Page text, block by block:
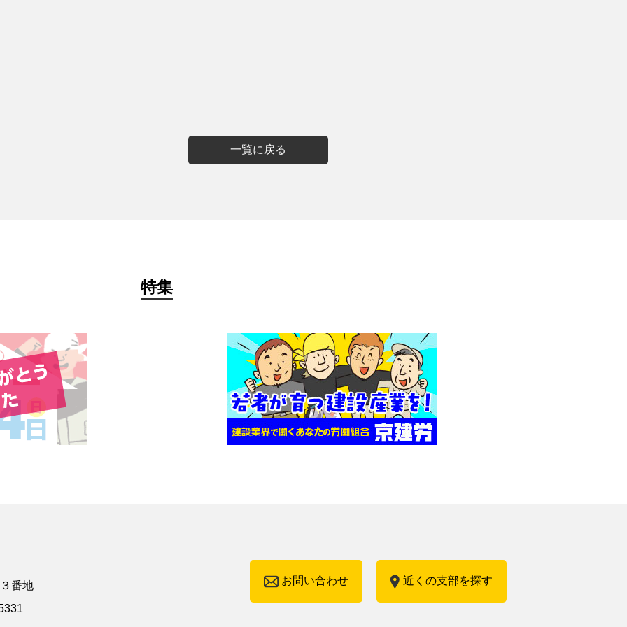
一覧に戻る
特集
番地
お問い合わせ 近くの支部を探す